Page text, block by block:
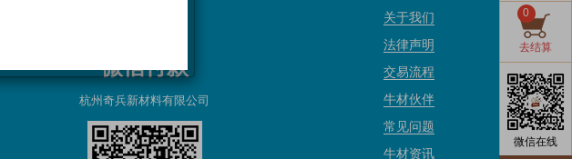
微信付款
杭州奇兵新材料有限公司
关于我们
法律声明
交易流程
牛材伙伴
常见问题
牛材资讯
0
去结算
微信在线